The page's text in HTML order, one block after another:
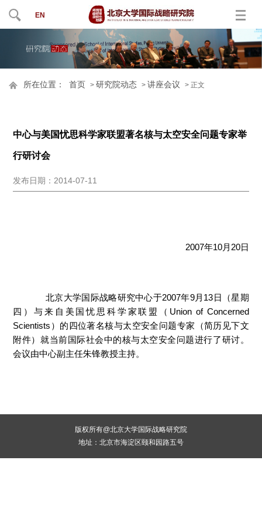
EN
所在位置： 首页 >研究院动态 >讲座会议 > 正文
中心与美国忧思科学家联盟著名核与太空安全问题专家举
行研讨会
发布日期：2014-07-11
2007年10月20日
北京大学国际战略研究中心于2007年9月 13 日（星期
四）与来自美国忧思科学家联盟（ Union of Concerned
Scientists ）的四位著名核与太空安全问题专家（简历见下文
附件）就当前国际社会中的核与太空安全问题进行了研讨。
会议由中心副主任朱锋教授主持。
版权所有@北京大学国际战略研究院
地址：北京市海淀区颐和园路五号